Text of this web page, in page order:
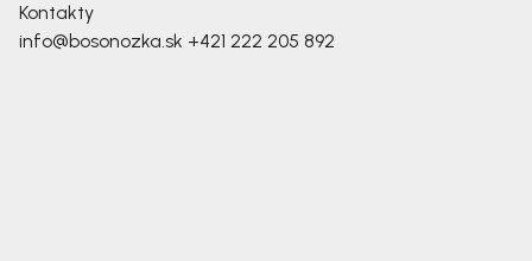
Kontakty
info@bosonozka.sk +421 222 205 892